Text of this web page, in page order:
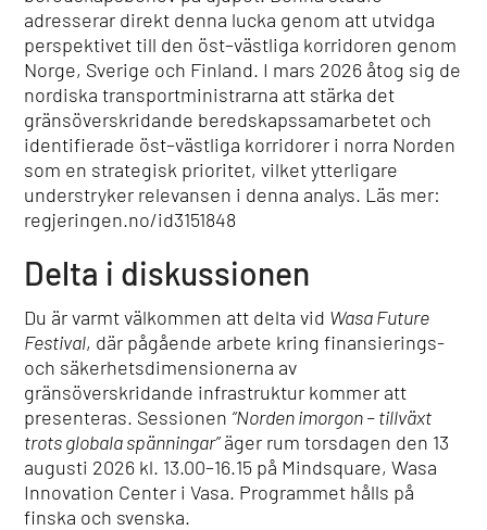
adresserar direkt denna lucka genom att utvidga
perspektivet till den öst–västliga korridoren genom
Norge, Sverige och Finland. I mars 2026 åtog sig de
nordiska transportministrarna att stärka det
gränsöverskridande beredskapssamarbetet och
identifierade öst–västliga korridorer i norra Norden
som en strategisk prioritet, vilket ytterligare
understryker relevansen i denna analys. Läs mer:
regjeringen.no/id3151848
Delta i diskussionen
Du är varmt välkommen att delta vid Wasa Future
Festival, där pågående arbete kring finansierings-
och säkerhetsdimensionerna av
gränsöverskridande infrastruktur kommer att
presenteras. Sessionen “Norden imorgon – tillväxt
trots globala spänningar”äger rum torsdagen den 13
augusti 2026 kl. 13.00–16.15 på Mindsquare, Wasa
Innovation Center i Vasa. Programmet hålls på
finska och svenska.